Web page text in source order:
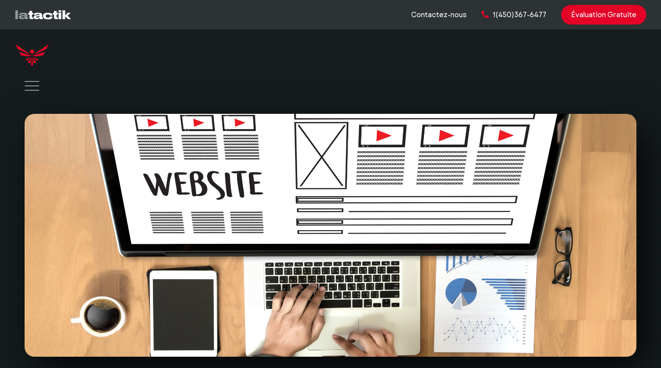
latactik Contactez-nous 1(450)367-6477 Évaluation Gratuite